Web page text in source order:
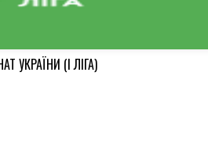
УКРАЇНИ (І ЛІГА)